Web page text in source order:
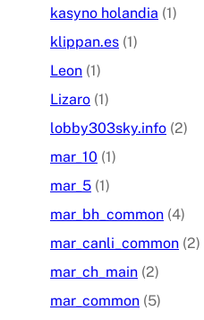
kasyno holandia (1)
klippan.es (1)
Leon (1)
Lizaro (1)
lobby303sky.info (2)
mar_10 (1)
mar_5 (1)
mar_bh_common (4)
mar_canli_common (2)
mar_ch_main (2)
mar_common (5)